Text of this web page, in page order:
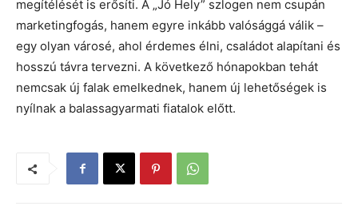
megítélését is erősíti. A „Jó Hely” szlogen nem csupán
marketingfogás, hanem egyre inkább valósággá válik –
egy olyan városé, ahol érdemes élni, családot alapítani és
hosszú távra tervezni. A következő hónapokban tehát
nemcsak új falak emelkednek, hanem új lehetőségek is
nyílnak a balassagyarmati fiatalok előtt.